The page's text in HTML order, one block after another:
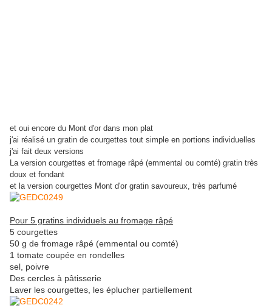
et oui encore du Mont d'or dans mon plat
j'ai réalisé un gratin de courgettes tout simple en portions individuelles
j'ai fait deux versions
La version courgettes et fromage râpé (emmental ou comté) gratin très
doux et fondant
et la version courgettes Mont d'or gratin savoureux, très parfumé
Pour 5 gratins individuels au fromage râpé
5 courgettes
50 g de fromage râpé (emmental ou comté)
1 tomate coupée en rondelles
sel, poivre
Des cercles à pâtisserie
Laver les courgettes, les éplucher partiellement